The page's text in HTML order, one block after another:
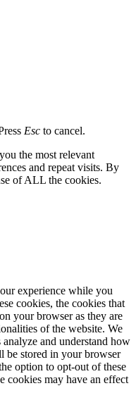
Esc to cancel.
the most relevant
and repeat visits. By
of ALL the cookies.
experience while you
cookies, the cookies that
your browser as they are
of the website. We
and understand how
be stored in your browser
option to opt-out of these
cookies may have an effect